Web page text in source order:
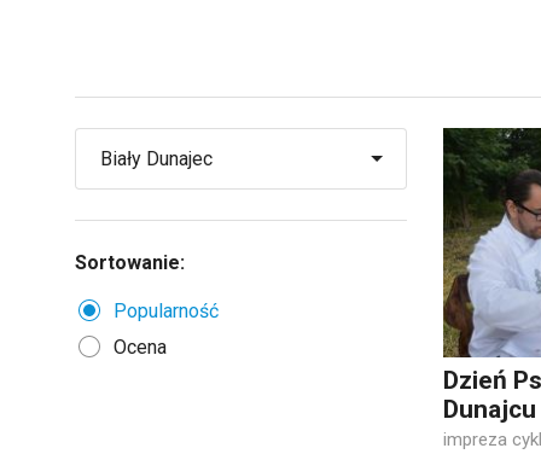
Dzień
Dunajcu
impreza
Sortowanie:
Popularność
Ocena